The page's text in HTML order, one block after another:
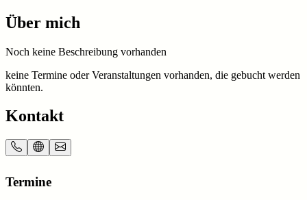
Über mich
Noch keine Beschreibung vorhanden
keine Termine oder Veranstaltungen vorhanden, die gebucht werden
könnten.
Kontakt
Termine